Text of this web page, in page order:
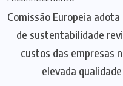
Comissão Europeia
de sustentabilidade
custos das empresas
elevada